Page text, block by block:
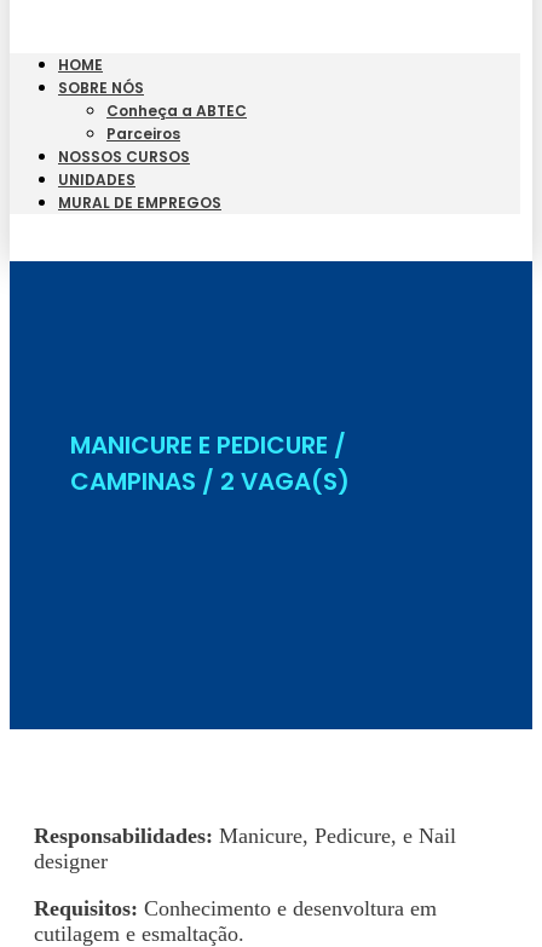
HOME
SOBRE NÓS
Conheça a ABTEC
Parceiros
NOSSOS CURSOS
UNIDADES
MURAL DE EMPREGOS
MANICURE E PEDICURE /
CAMPINAS / 2 VAGA(S)
Responsabilidades: Manicure, Pedicure, e Nail
designer
Requisitos: Conhecimento e desenvoltura em
cutilagem e esmaltação.